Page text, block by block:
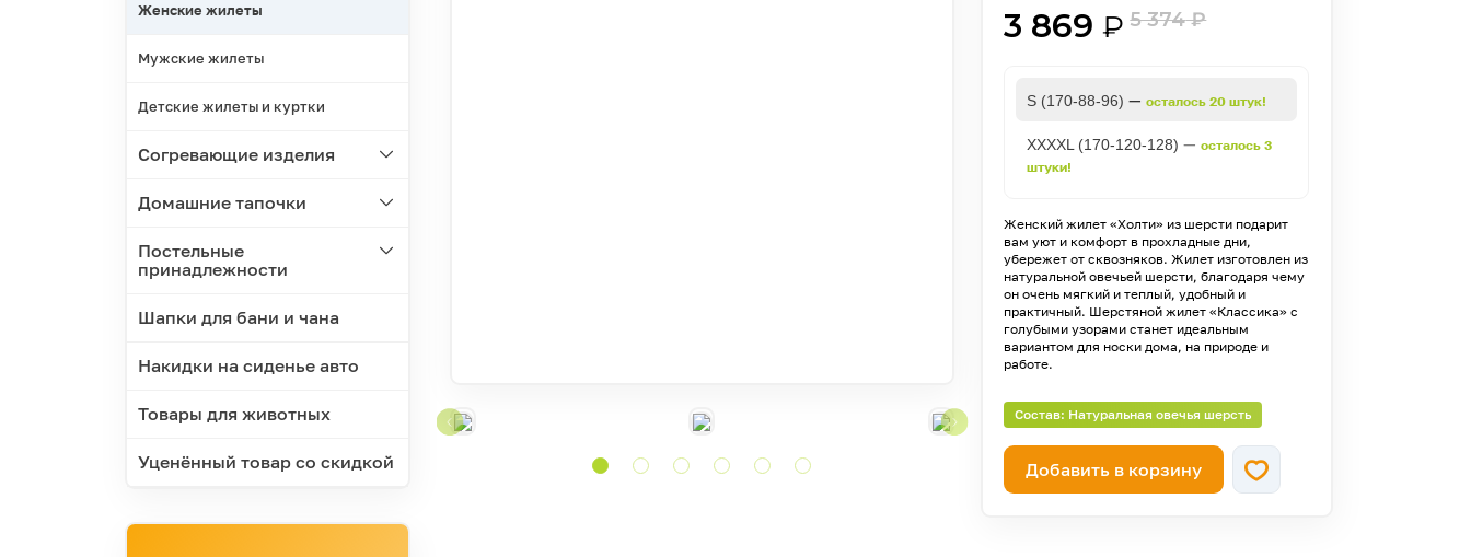
Женские жилеты
Мужские жилеты
Детские жилеты и куртки
Согревающие изделия
Домашние тапочки
Постельные
принадлежности
Шапки для бани и чана
Накидки на сиденье авто
Товары для животных
Уценённый товар со скидкой
3 869 ₽ 5 374₽
S (170-88-96) —осталось 20 штук!
XXXXL (170-120-128) —осталось 3
штуки!
Женский жилет «Холти» из шерсти подарит
вам уют и комфорт в прохладные дни,
убережет от сквозняков. Жилет изготовлен из
натуральной овечьей шерсти, благодаря чему
он очень мягкий и теплый, удобный и
практичный. Шерстяной жилет «Классика» с
голубыми узорами станет идеальным
вариантом для носки дома, на природе и
работе.
Состав: Натуральная овечья шерсть
Добавить в корзину